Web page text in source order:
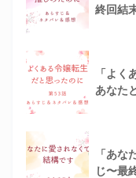
終回結
「よく
あなた
「あ
じ〜最